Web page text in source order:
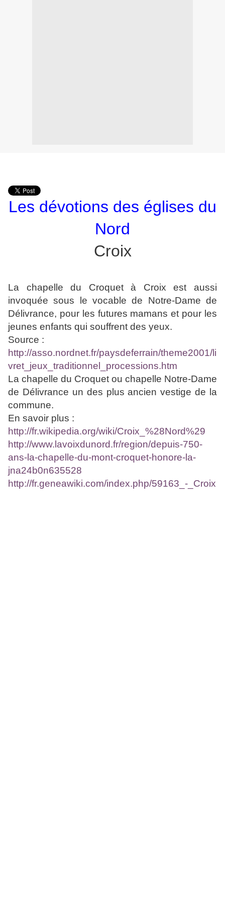
Les dévotions des églises du
Nord
Croix
La chapelle du Croquet à Croix est aussi
invoquée sous le vocable de Notre-Dame de
Délivrance, pour les futures mamans et pour les
jeunes enfants qui souffrent des yeux.
Source :
http://asso.nordnet.fr/paysdeferrain/theme2001/li
vret_jeux_traditionnel_processions.htm
La chapelle du Croquet ou chapelle Notre-Dame
de Délivrance un des plus ancien vestige de la
commune.
En savoir plus :
http://fr.wikipedia.org/wiki/Croix_%28Nord%29
http://www.lavoixdunord.fr/region/depuis-750-
ans-la-chapelle-du-mont-croquet-honore-la-
jna24b0n635528
http://fr.geneawiki.com/index.php/59163_-_Croix